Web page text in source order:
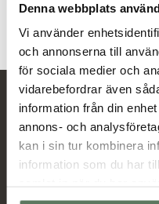
Denna webbplats
Vi använder
och annonserna till
för sociala medier och
vidarebefordrar även
information från din
annons- och
kan i sin tur kombinera
information som du har
var:
1,199.00 kr.
799.00 kr.
Nyheter och